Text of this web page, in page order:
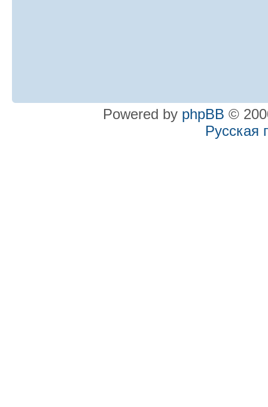
Powered by phpBB ©
Русская